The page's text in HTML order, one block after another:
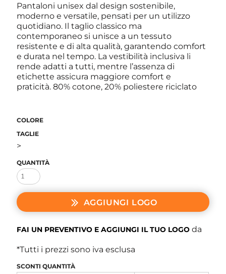
Pantaloni unisex dal design sostenibile,
moderno e versatile, pensati per un utilizzo
quotidiano. Il taglio classico ma
contemporaneo si unisce a un tessuto
resistente e di alta qualità, garantendo comfort
e durata nel tempo. La vestibilità inclusiva li
rende adatti a tutti, mentre l’assenza di
etichette assicura maggiore comfort e
praticità. 80% cotone, 20% poliestere riciclato
COLORE
TAGLIE
>
QUANTITÀ
AGGIUNGI LOGO
FAI UN PREVENTIVO E AGGIUNGI IL TUO LOGO da
*Tutti i prezzi sono iva esclusa
SCONTI QUANTITÀ